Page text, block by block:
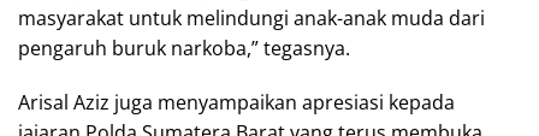
masyarakat untuk melindungi anak-anak muda dari
pengaruh buruk narkoba,” tegasnya.
Arisal Aziz juga menyampaikan apresiasi kepada